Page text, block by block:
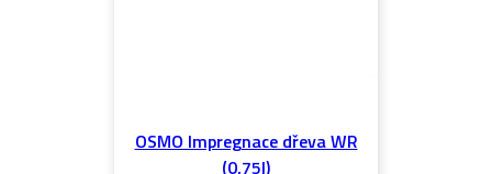
OSMO Impregnace dřeva WR
(0,75l)